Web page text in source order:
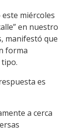
miércoles
en nuestro
manifestó que
forma
es
a cerca